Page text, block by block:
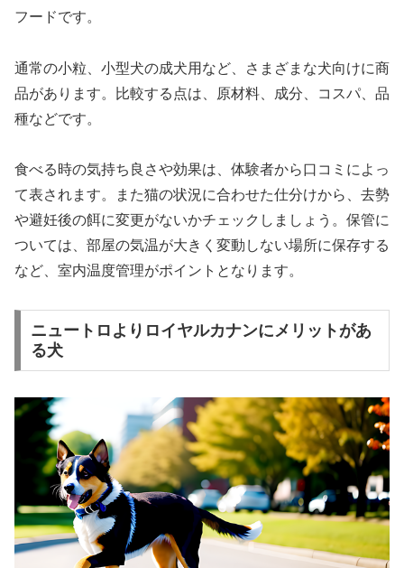
フードです。
通常の小粒、小型犬の成犬用など、さまざまな犬向けに商
品があります。比較する点は、原材料、成分、コスパ、品
種などです。
食べる時の気持ち良さや効果は、体験者から口コミによっ
て表されます。また猫の状況に合わせた仕分けから、去勢
や避妊後の餌に変更がないかチェックしましょう。保管に
ついては、部屋の気温が大きく変動しない場所に保存する
など、室内温度管理がポイントとなります。
ニュートロよりロイヤルカナンにメリットがあ
る犬